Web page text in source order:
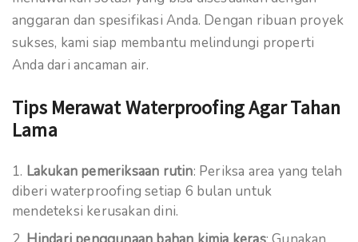
anggaran dan spesifikasi Anda. Dengan ribuan proyek
sukses, kami siap membantu melindungi properti
Anda dari ancaman air.
Tips Merawat Waterproofing Agar Tahan
Lama
Lakukan pemeriksaan rutin: Periksa area yang telah
diberi waterproofing setiap 6 bulan untuk
mendeteksi kerusakan dini.